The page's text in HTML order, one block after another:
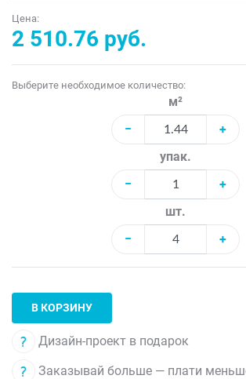
Цена:
2 510.76 руб.
Выберите необходимое количество:
м²
−
+
упак.
−
+
шт.
−
+
В КОРЗИНУ
Дизайн-проект в подарок
Заказывай больше — плати